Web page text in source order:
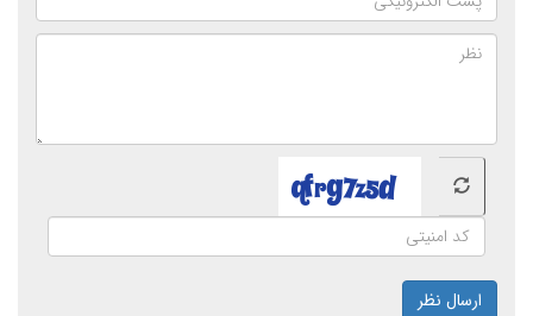
ارسال نظر